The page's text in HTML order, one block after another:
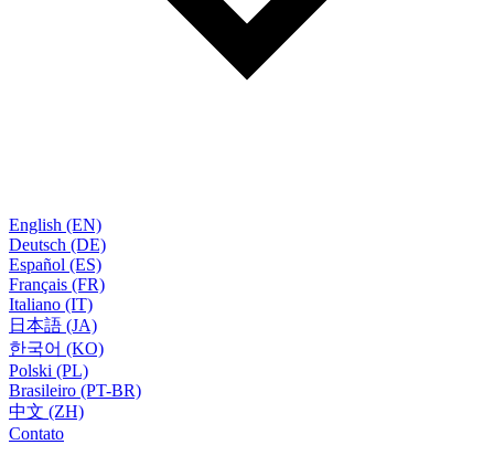
English (EN)
Deutsch (DE)
Español (ES)
Français (FR)
Italiano (IT)
日本語 (JA)
한국어 (KO)
Polski (PL)
Brasileiro (PT-BR)
中文 (ZH)
Contato